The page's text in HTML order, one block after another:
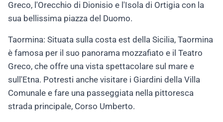
Greco, l'Orecchio di Dionisio e l'Isola di Ortigia con la
sua bellissima piazza del Duomo.
Taormina: Situata sulla costa est della Sicilia, Taormina
è famosa per il suo panorama mozzafiato e il Teatro
Greco, che offre una vista spettacolare sul mare e
sull'Etna. Potresti anche visitare i Giardini della Villa
Comunale e fare una passeggiata nella pittoresca
strada principale, Corso Umberto.